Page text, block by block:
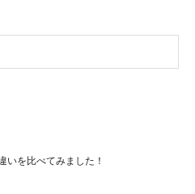
いを比べてみました！